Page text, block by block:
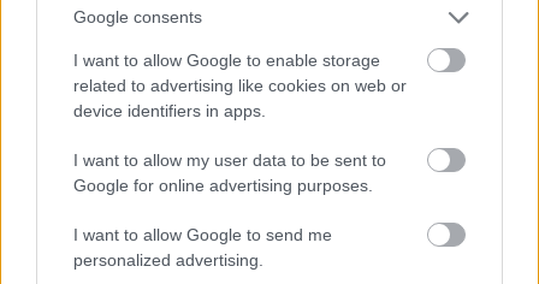
Google consents
I want to allow Google to enable storage
related to advertising like cookies on web or
device identifiers in apps.
I want to allow my user data to be sent to
Google for online advertising purposes.
I want to allow Google to send me
personalized advertising.
τον τέλειο συνδυασμό παλαιού και νέου κόσμου
Syrah.
εκφράσει μια ευρεία γκάμα αρωμάτων και
γεύσεων, από τα κόκκινα φρούτα και τα
μπαχαρικά μέχρι τα μαύρα φρούτα και τις νότες
καπνού. Η προσήλωση του κτήματος στην